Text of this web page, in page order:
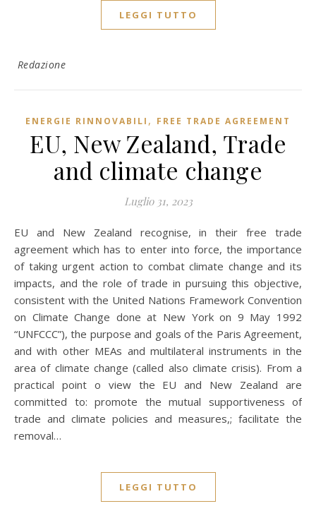
LEGGI TUTTO
Redazione
ENERGIE RINNOVABILI , FREE TRADE AGREEMENT
EU, New Zealand, Trade
and climate change
Luglio 31, 2023
EU and New Zealand recognise, in their free trade
agreement which has to enter into force, the importance
of taking urgent action to combat climate change and its
impacts, and the role of trade in pursuing this objective,
consistent with the United Nations Framework Convention
on Climate Change done at New York on 9 May 1992
“UNFCCC”), the purpose and goals of the Paris Agreement,
and with other MEAs and multilateral instruments in the
area of climate change (called also climate crisis). From a
practical point o view the EU and New Zealand are
committed to: promote the mutual supportiveness of
trade and climate policies and measures,; facilitate the
removal…
LEGGI TUTTO